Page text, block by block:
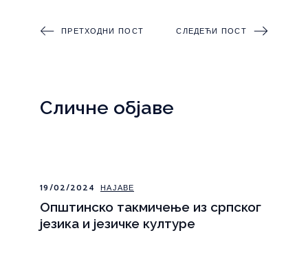
ПРЕТХОДНИ ПОСТ СЛЕДЕЋИ ПОСТ
Сличне објаве
19/02/2024 НАЈАВЕ
Општинско такмичење из српског
језика и језичке културе